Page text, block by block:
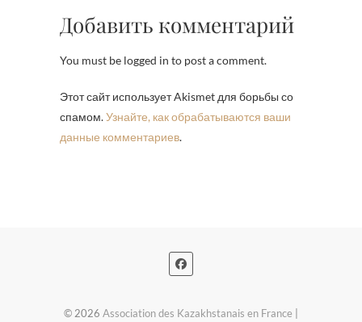
Добавить комментарий
You must be logged in to post a comment.
Этот сайт использует Akismet для борьбы со
спамом.Узнайте, как обрабатываются ваши
данные комментариев.
© 2026 Association des Kazakhstanais en France